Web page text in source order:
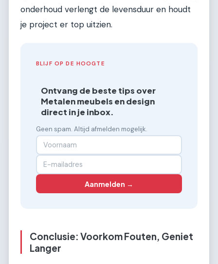
onderhoud verlengt de levensduur en houdt
je project er top uitzien.
BLIJF OP DE HOOGTE
Ontvang de beste tips over
Metalen meubels en design
direct in je inbox.
Geen spam. Altijd afmelden mogelijk.
Aanmelden →
Conclusie: Voorkom Fouten, Geniet
Langer